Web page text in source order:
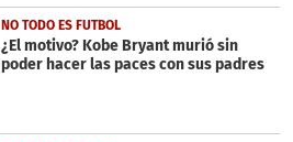
NO TODO ES FUTBOL
¿El motivo? Kobe Bryant murió sin
poder hacer las paces con sus padres